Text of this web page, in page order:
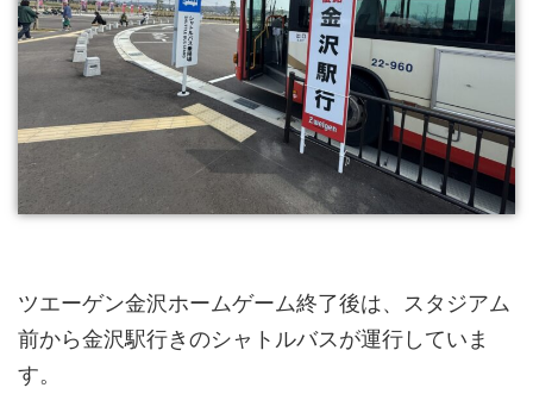
ツエーゲン金沢ホームゲーム終了後は、スタジアム
前から金沢駅行きのシャトルバスが運行していま
す。